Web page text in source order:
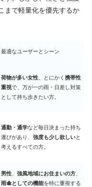
まで軽量化を優先するか
最適なユーザーとシーン
荷物が多い女性、とにかく 携帯性
重視で、万が一の雨・日差し対策
として持ち歩きたい方。
通勤・通学など毎日決まった持ち
運びがあり、 強度も少し欲しいと
考えるすべての方。
男性、 強風地域にお住まいの方、
雨傘としての機能を特に重視する